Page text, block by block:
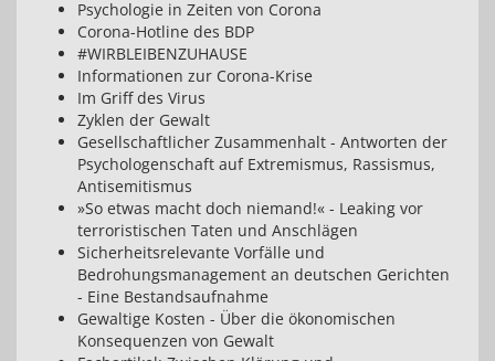
Psychologie in Zeiten von Corona
Corona-Hotline des BDP
#WIRBLEIBENZUHAUSE
Informationen zur Corona-Krise
Im Griff des Virus
Zyklen der Gewalt
Gesellschaftlicher Zusammenhalt - Antworten der
Psychologenschaft auf Extremismus, Rassismus,
Antisemitismus
»So etwas macht doch niemand!« - Leaking vor
terroristischen Taten und Anschlägen
Sicherheitsrelevante Vorfälle und
Bedrohungsmanagement an deutschen Gerichten
- Eine Bestandsaufnahme
Gewaltige Kosten - Über die ökonomischen
Konsequenzen von Gewalt